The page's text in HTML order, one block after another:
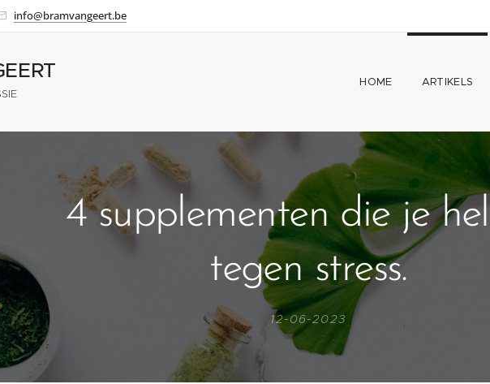
info@bramvangeert.be
HOME ARTIKELS
4 supplementen die je
tegen stress.
12-06-2023